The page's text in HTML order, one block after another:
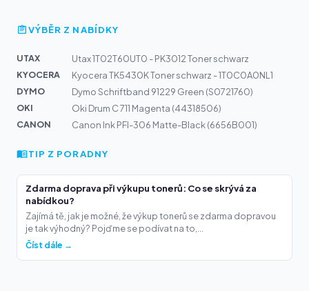
VÝBĚR Z NABÍDKY
UTAX
Utax 1T02T60UT0 - PK3012 Toner schwarz
KYOCERA
Kyocera TK5430K Toner schwarz - 1T0C0A0NL1
DYMO
Dymo Schriftband 91229 Green (S0721760)
OKI
Oki Drum C 711 Magenta (44318506)
CANON
Canon Ink PFI-306 Matte-Black (6656B001)
TIP Z PORADNY
Zdarma doprava při výkupu tonerů: Co se skrývá za
nabídkou?
Zajímá tě, jak je možné, že výkup tonerů se zdarma dopravou
je tak výhodný? Pojďme se podívat na to,...
Číst dále →